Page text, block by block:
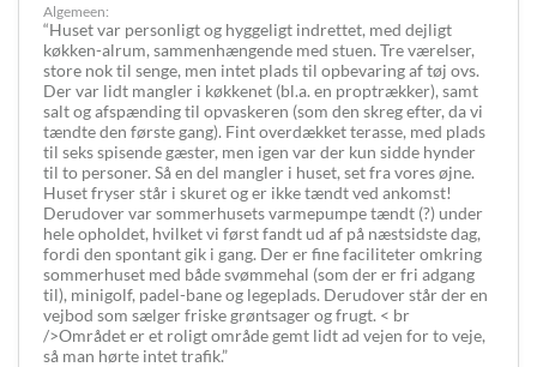
Algemeen:
Huset var personligt og hyggeligt indrettet, med dejligt
køkken-alrum, sammenhængende med stuen. Tre værelser,
store nok til senge, men intet plads til opbevaring af tøj ovs.
Der var lidt mangler i køkkenet (bl.a. en proptrækker), samt
salt og afspænding til opvaskeren (som den skreg efter, da vi
tændte den første gang). Fint overdækket terasse, med plads
til seks spisende gæster, men igen var der kun sidde hynder
til to personer. Så en del mangler i huset, set fra vores øjne.
Huset fryser står i skuret og er ikke tændt ved ankomst!
Derudover var sommerhusets varmepumpe tændt (?) under
hele opholdet, hvilket vi først fandt ud af på næstsidste dag,
fordi den spontant gik i gang. Der er fine faciliteter omkring
sommerhuset med både svømmehal (som der er fri adgang
til), minigolf, padel-bane og legeplads. Derudover står der en
vejbod som sælger friske grøntsager og frugt. < br
/>Området er et roligt område gemt lidt ad vejen for to veje,
så man hørte intet trafik.